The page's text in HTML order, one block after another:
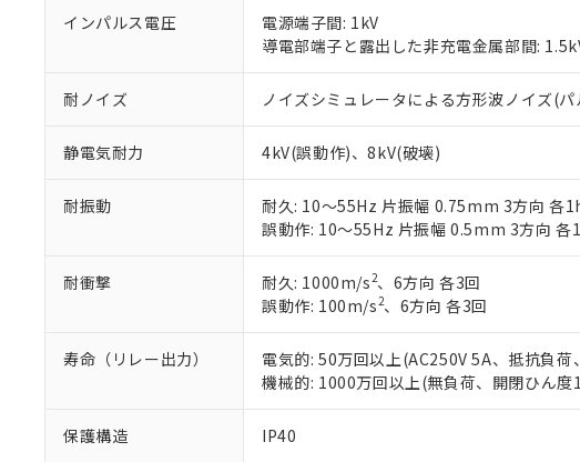
インパルス電圧
電源端子間: 1kV
導電部端子と露出した非充電金属部間:
耐ノイズ ノイズシミュレータによる方形波ノイズ
静電気耐力 4kV(誤動作)、8kV(破壊)
耐振動
耐久: 10～55Hz 片振幅 0.75mm 3方向 各
誤動作: 10～55Hz 片振幅 0.5mm 3方向 各
耐衝撃 耐久: 1000m/s2、6方向 各3回
誤動作: 100m/s2、6方向 各3回
寿命（リレー出力）
電気的: 50万回以上(AC250V 5A、抵抗負
機械的: 1000万回以上(無負荷、開閉ひん
保護構造 IP40
が、当社の製品・サー
さい。
※当社の共同利用者とは
いる法人を指します。
※3 非含有証明書ダウンロ
下記の非含有証明書をダウン
EU RoHS指令（10物質）の
51物質の非含有証明書（当社
また、RoHS指令のフタル酸
混在することから備考欄に対
既に当社にて対応品への在庫
味します。
「－」：未確認です。当社販
空
白